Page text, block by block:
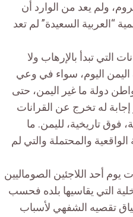
ولم يعد من الوارد أن
“العربية السعيدة” لم تعد
التي تبدأ بالإرهاب ولا
اليمن اليوم، سواء في وعي
دولة ما غير اليمن، حتى
له تخرج عن القرانات
فوق تاريخية، لليمن. ما
والمحتملة والتي لم
يوم أحد اللاجئين الصوماليين
التي يقاسيها بلده فحسب
تقصيه الشفهي لأسباب